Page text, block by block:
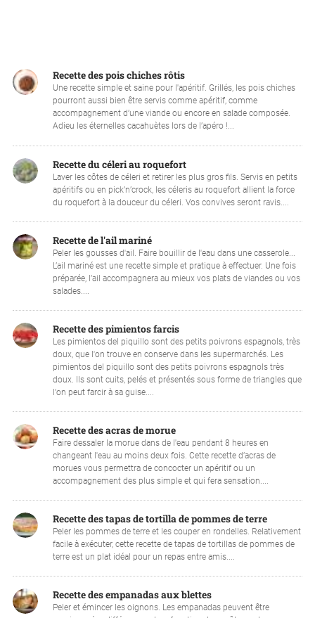
Recette des pois chiches rôtis
Une recette simple et saine pour l'apéritif. Grillés, les pois chiches
pourront aussi bien être servis comme apéritif, comme
accompagnement d’une viande ou encore en salade composée.
Adieu les éternelles cacahuètes lors de l’apéro !...
Recette du céleri au roquefort
Laver les côtes de céleri et retirer les plus gros fils. Servis en petits
apéritifs ou en pick’n’crock, les céleris au roquefort allient la force
du roquefort à la douceur du céleri. Vos convives seront ravis....
Recette de l'ail mariné
Peler les gousses d'ail. Faire bouillir de l'eau dans une casserole...
L’ail mariné est une recette simple et pratique à effectuer. Une fois
préparée, l’ail accompagnera au mieux vos plats de viandes ou vos
salades....
Recette des pimientos farcis
Les pimientos del piquillo sont des petits poivrons espagnols, très
doux, que l'on trouve en conserve dans les supermarchés. Les
pimientos del piquillo sont des petits poivrons espagnols très
doux. Ils sont cuits, pelés et présentés sous forme de triangles que
l'on peut farcir à sa guise....
Recette des acras de morue
Faire dessaler la morue dans de l'eau pendant 8 heures en
changeant l'eau au moins deux fois. Cette recette d’acras de
morues vous permettra de concocter un apéritif ou un
accompagnement des plus simple et qui fera sensation....
Recette des tapas de tortilla de pommes de terre
Peler les pommes de terre et les couper en rondelles. Relativement
facile à exécuter, cette recette de tapas de tortillas de pommes de
terre est un plat idéal pour un repas entre amis....
Recette des empanadas aux blettes
Peler et émincer les oignons. Les empanadas peuvent être